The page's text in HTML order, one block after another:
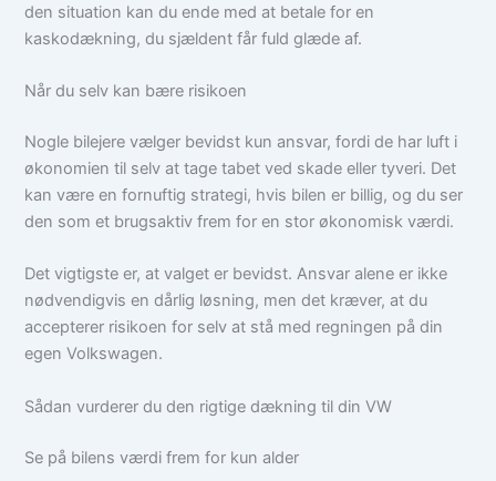
den situation kan du ende med at betale for en
kaskodækning, du sjældent får fuld glæde af.
Når du selv kan bære risikoen
Nogle bilejere vælger bevidst kun ansvar, fordi de har luft i
økonomien til selv at tage tabet ved skade eller tyveri. Det
kan være en fornuftig strategi, hvis bilen er billig, og du ser
den som et brugsaktiv frem for en stor økonomisk værdi.
Det vigtigste er, at valget er bevidst. Ansvar alene er ikke
nødvendigvis en dårlig løsning, men det kræver, at du
accepterer risikoen for selv at stå med regningen på din
egen Volkswagen.
Sådan vurderer du den rigtige dækning til din VW
Se på bilens værdi frem for kun alder